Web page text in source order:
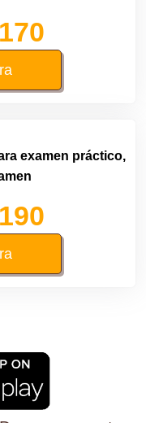
examen práctico,